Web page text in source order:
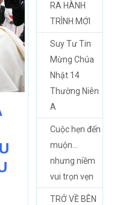
RA HÀNH
TRÌNH MỚI
Suy Tư Tin
Mừng Chúa
Nhật 14
Thường Niên
A
Cuộc hẹn đến
muộn…
nhưng niềm
vui trọn vẹn
TRỞ VỀ BÊN